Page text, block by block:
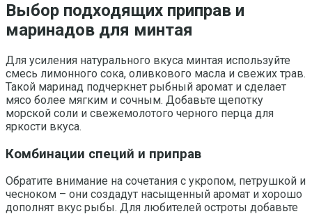
Выбор подходящих приправ и
маринадов для минтая
Для усиления натурального вкуса минтая используйте
смесь лимонного сока, оливкового масла и свежих трав.
Такой маринад подчеркнет рыбный аромат и сделает
мясо более мягким и сочным. Добавьте щепотку
морской соли и свежемолотого черного перца для
яркости вкуса.
Комбинации специй и приправ
Обратите внимание на сочетания с укропом, петрушкой и
чесноком – они создадут насыщенный аромат и хорошо
дополнят вкус рыбы. Для любителей остроты добавьте